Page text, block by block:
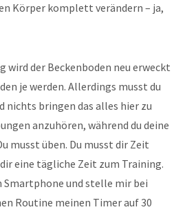
Körper komplett verändern – ja,
wird der Beckenboden neu erweckt
je werden. Allerdings musst du
nichts bringen das alles hier zu
anzuhören, während du deine
musst üben. Du musst dir Zeit
eine tägliche Zeit zum Training.
Smartphone und stelle mir bei
Routine meinen Timer auf 30